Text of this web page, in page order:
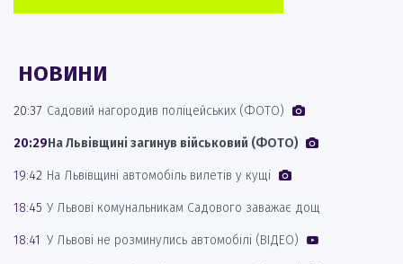
НОВИНИ
20:37 Садовий нагородив поліцейських (ФОТО)
20:29На Львівщині загинув військовий (ФОТО)
19:42 На Львівщині автомобіль вилетів у кущі
18:45 У Львові комунальникам Садового заважає дощ
18:41 У Львові не розминулись автомобілі (ВІДЕО)